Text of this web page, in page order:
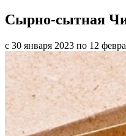
Сырно-сытная
с 30 января 2023 по 12